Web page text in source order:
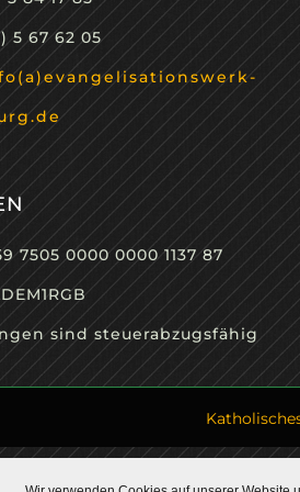
5 67 62 05
7505 0000 0000 1137 87
sind steuerabzugsfähig